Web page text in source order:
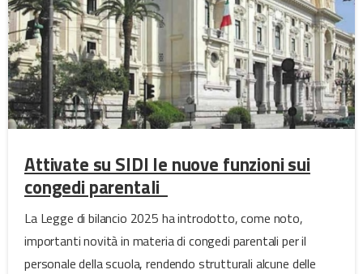
Attivate su SIDI le nuove funzioni sui
congedi parentali
La Legge di bilancio 2025 ha introdotto, come noto,
importanti novità in materia di congedi parentali per il
personale della scuola, rendendo strutturali alcune delle